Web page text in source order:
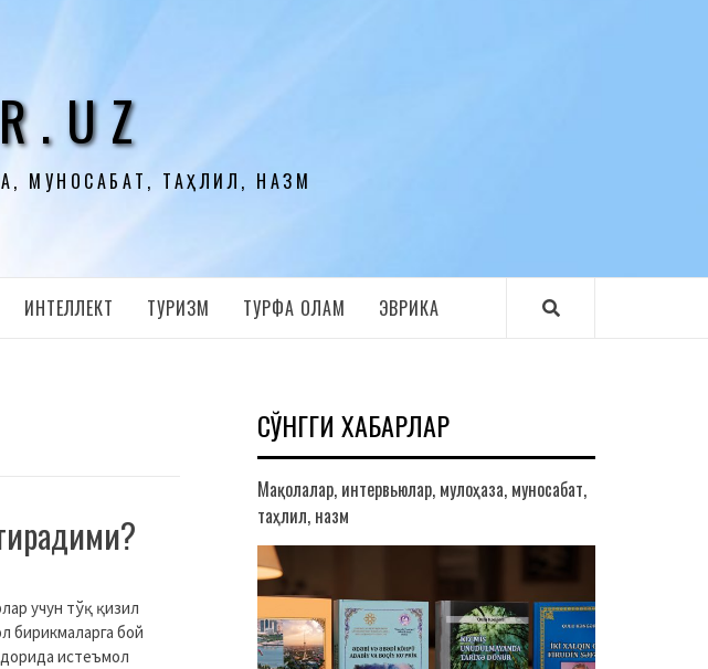
МУНОСАБАТ, ТАҲЛИЛ, НАЗМ
ИНТЕЛЛЕКТ ТУРИЗМ ТУРФА ОЛАМ ЭВРИКА
учун тўқ қизил
бирикмаларга бой
истеъмол
СЎНГГИ ХАБАРЛАР
Мақолалар, интервьюлар, мулоҳаза, муносабат,
таҳлил, назм